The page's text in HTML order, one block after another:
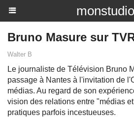
Bruno Masure sur
Walter B
Le journaliste de Télévision Bruno
passage à Nantes à l'invitation de
médias. Au regard de son
vision des relations entre "médias
pratiques parfois incestueuses.